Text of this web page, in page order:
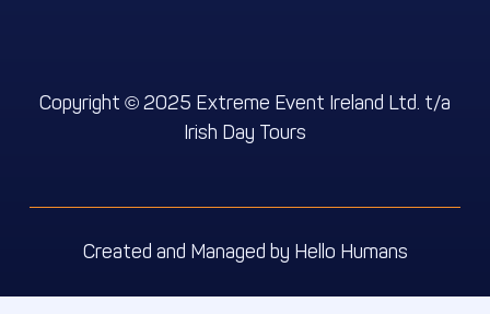
Copyright © 2025 Extreme Event Ireland Ltd. t/a
Irish Day Tours
Created and Managed by Hello Humans
We use cookies for the best experience on our website, for